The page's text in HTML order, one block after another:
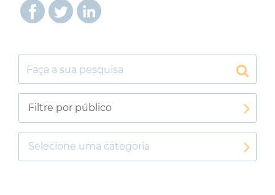
Filtre por público
Selecione uma categoria